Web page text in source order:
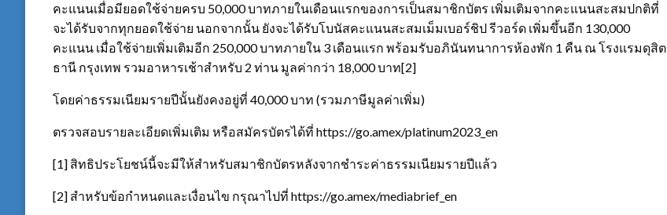
คะแนนเมื่อมียอดใช้จ่ายครบ 50,000 บาทภายในเดือนแรกของการเป็นสมาชิกบัตร เพิ่มเติมจากคะแนนสะสมปกติที่
จะได้รับจากทุกยอดใช้จ่าย นอกจากนั้น ยังจะได้รับโบนัสคะแนนสะสมเม็มเบอร์ชิป รีวอร์ด เพิ่มขึ้นอีก 130,000
คะแนน เมื่อใช้จ่ายเพิ่มเติมอีก 250,000 บาทภายใน 3 เดือนแรก พร้อมรับอภินันทนาการห้องพัก 1 คืน ณ โรงแรมดุสิต
ธานี กรุงเทพ รวมอาหารเช้าสำหรับ 2 ท่าน มูลค่ากว่า 18,000 บาท[2]
โดยค่าธรรมเนียมรายปีนั้นยังคงอยู่ที่ 40,000 บาท (รวมภาษีมูลค่าเพิ่ม)
ตรวจสอบรายละเอียดเพิ่มเติม หรือสมัครบัตรได้ที่ https://go.amex/platinum2023_en
[1] สิทธิประโยชน์นี้จะมีให้สำหรับสมาชิกบัตรหลังจากชำระค่าธรรมเนียมรายปีแล้ว
[2] สำหรับข้อกำหนดและเงื่อนไข กรุณาไปที่ https://go.amex/mediabrief_en